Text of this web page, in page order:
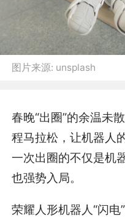
图片来源: unsplash
春晚“出圈”的余温未
程马拉松，让机器人
一次出圈的不仅是机
也强势入局。
荣耀人形机器人“闪